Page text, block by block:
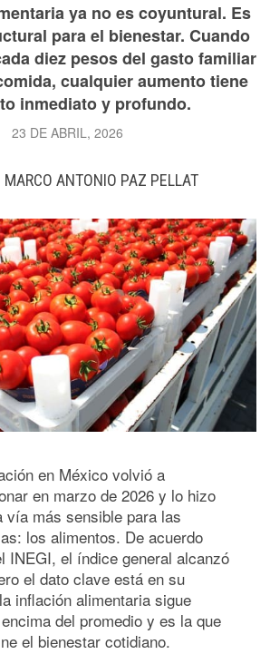
ya no es coyuntural. Es
para el bienestar. Cuando
diez pesos del gasto familiar
cualquier aumento tiene
inmediato y profundo.
23 DE ABRIL, 2026
MARCO ANTONIO PAZ PELLAT
en México volvió a
en marzo de 2026 y lo hizo
vía más sensible para las
los alimentos. De acuerdo
INEGI, el índice general alcanzó
el dato clave está en su
inflación alimentaria sigue
del promedio y es la que
el bienestar cotidiano.